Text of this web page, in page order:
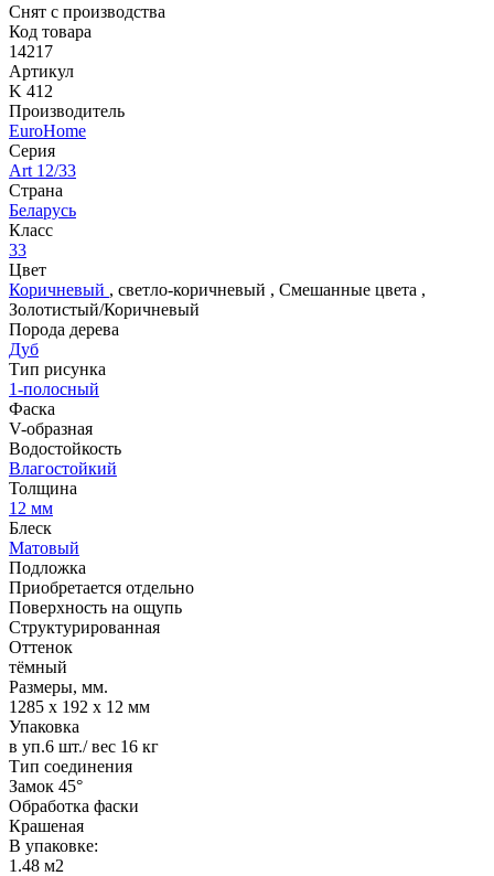
Снят с производства
Код товара
14217
Артикул
K 412
Производитель
EuroHome
Серия
Art 12/33
Страна
Беларусь
Класс
33
Цвет
Коричневый , светло-коричневый , Смешанные цвета ,
Золотистый/Коричневый
Порода дерева
Дуб
Тип рисунка
1-полосный
Фаска
V-образная
Водостойкость
Влагостойкий
Толщина
12 мм
Блеск
Матовый
Подложка
Приобретается отдельно
Поверхность на ощупь
Структурированная
Оттенок
тёмный
Размеры, мм.
1285 х 192 х 12 мм
Упаковка
в уп.6 шт./ вес 16 кг
Тип соединения
Замок 45°
Обработка фаски
Крашеная
В упаковке:
1.48 м2